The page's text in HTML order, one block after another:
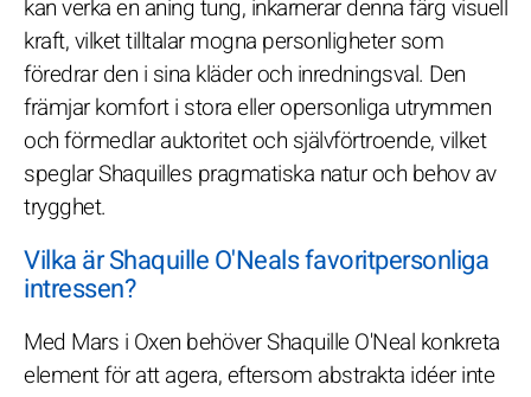
kan verka en aning tung, inkarnerar denna färg visuell
kraft, vilket tilltalar mogna personligheter som
föredrar den i sina kläder och inredningsval. Den
främjar komfort i stora eller opersonliga utrymmen
och förmedlar auktoritet och självförtroende, vilket
speglar Shaquilles pragmatiska natur och behov av
trygghet.
Vilka är Shaquille O'Neals favoritpersonliga
intressen?
Med Mars i Oxen behöver Shaquille O'Neal konkreta
element för att agera, eftersom abstrakta idéer inte